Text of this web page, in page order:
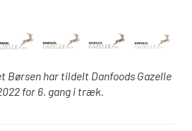
Børsen har tildelt Danfoods Gazelle
for 6. gang i træk.